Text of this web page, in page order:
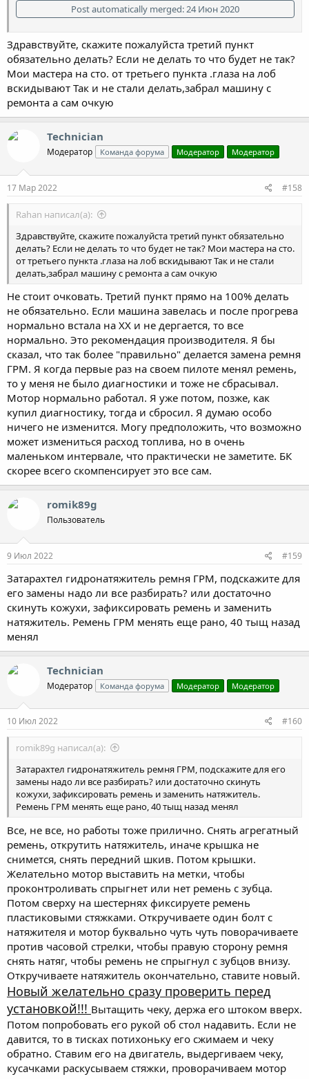
Post automatically merged:24 Июн 2020
Все было бы прекрасно на 100%. Но три момента пропущено.
1. Перед установкой натяжитель проверяли? Он полностью
масло закачивает в себя из корпуса? А то некоторые не могут
нормально удержать ремень из-за шарика, который
перекрывает обратный ход масла. И как следствие потом
2. Нижний болт опоры двигателя нормально закрутился?
Глубина резьбы всего 20-23 миллиметра, его вытягивает.
Попытка нарезать резьбу не снимая помпы на 12 мм. ,
приводит к тому, что при вытягивании болта начинает тянуть
низ помпы и начинает идти утечка ОЖ. Как вариант я
вворачивать стальной ввертыш с резьбой М14х1,5 мм. На
дополнение по этой теме, так как это оказывается у многих
проблема всплывает. Даже дилеры "грешат" иногда, срывая
резьбу и просто тупо на фиксатор резьбы садят этот болт.
3. После установки нового ремня, желательно диагностикой
положению коленвала и распредвала. То есть обнулить все,
чтобы комп подстроился под новое положение распредвалов.
Заодно и по новой можно обучить дроссель.
Здравствуйте, скажите пожалуйста третий пункт
обязательно делать? Если не делать то что будет не так?
Мои мастера на сто. от третьего пункта .глаза на лоб
вскидывают Так и не стали делать,забрал машину с
ремонта а сам очкую
Technician
Модератор Команда форума Модератор Модератор
17 Мар 2022 #158
Rahan написал(а):
Здравствуйте, скажите пожалуйста третий пункт обязательно
делать? Если не делать то что будет не так? Мои мастера на сто.
от третьего пункта .глаза на лоб вскидывают Так и не стали
делать,забрал машину с ремонта а сам очкую
Не стоит очковать. Третий пункт прямо на 100% делать
не обязательно. Если машина завелась и после прогрева
нормально встала на ХХ и не дергается, то все
нормально. Это рекомендация производителя. Я бы
сказал, что так более "правильно" делается замена ремня
ГРМ. Я когда первые раз на своем пилоте менял ремень,
то у меня не было диагностики и тоже не сбрасывал.
Мотор нормально работал. Я уже потом, позже, как
купил диагностику, тогда и сбросил. Я думаю особо
ничего не изменится. Могу предположить, что возможно
может измениться расход топлива, но в очень
маленьком интервале, что практически не заметите. БК
скорее всего скомпенсирует это все сам.
romik89g
Пользователь
9 Июл 2022 #159
Затарахтел гидронатяжитель ремня ГРМ, подскажите для
его замены надо ли все разбирать? или достаточно
скинуть кожухи, зафиксировать ремень и заменить
натяжитель. Ремень ГРМ менять еще рано, 40 тыщ назад
менял
Technician
Модератор Команда форума Модератор Модератор
10 Июл 2022 #160
romik89g написал(а):
Затарахтел гидронатяжитель ремня ГРМ, подскажите для его
замены надо ли все разбирать? или достаточно скинуть
кожухи, зафиксировать ремень и заменить натяжитель.
Ремень ГРМ менять еще рано, 40 тыщ назад менял
Все, не все, но работы тоже прилично. Снять агрегатный
ремень, открутить натяжитель, иначе крышка не
снимется, снять передний шкив. Потом крышки.
Желательно мотор выставить на метки, чтобы
проконтроливать спрыгнет или нет ремень с зубца.
Потом сверху на шестернях фиксируете ремень
пластиковыми стяжками. Откручиваете один болт с
натяжителя и мотор буквально чуть чуть поворачиваете
против часовой стрелки, чтобы правую сторону ремня
снять натяг, чтобы ремень не спрыгнул с зубцов внизу.
Откручиваете натяжитель окончательно, ставите новый.
Новый желательно сразу проверить перед
установкой!!! Вытащить чеку, держа его штоком вверх.
Потом попробовать его рукой об стол надавить. Если не
давится, то в тисках потихоньку его сжимаем и чеку
обратно. Ставим его на двигатель, выдергиваем чеку,
кусачками раскусываем стяжки, проворачиваем мотор